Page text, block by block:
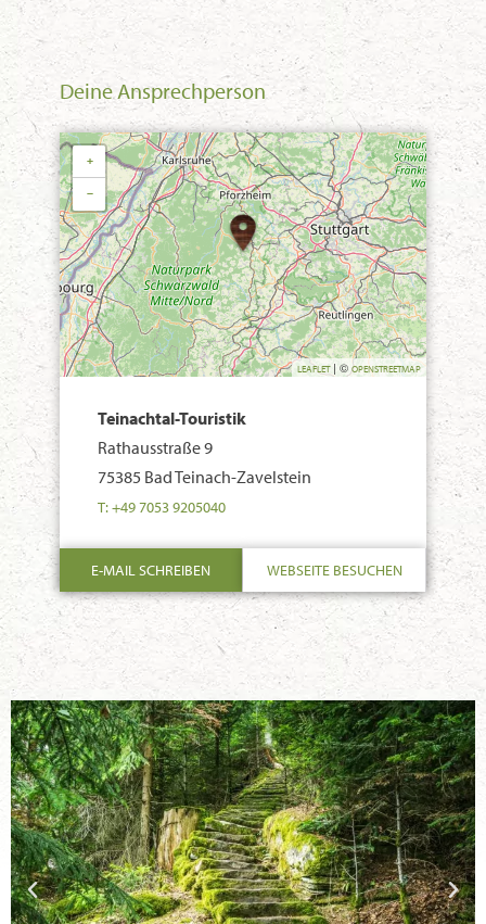
Deine Ansprechperson
+
−
LEAFLET| © OPENSTREETMAP
Teinachtal-Touristik
Rathausstraße 9
75385 Bad Teinach-Zavelstein
T: +49 7053 9205040
E-MAIL SCHREIBEN WEBSEITE BESUCHEN